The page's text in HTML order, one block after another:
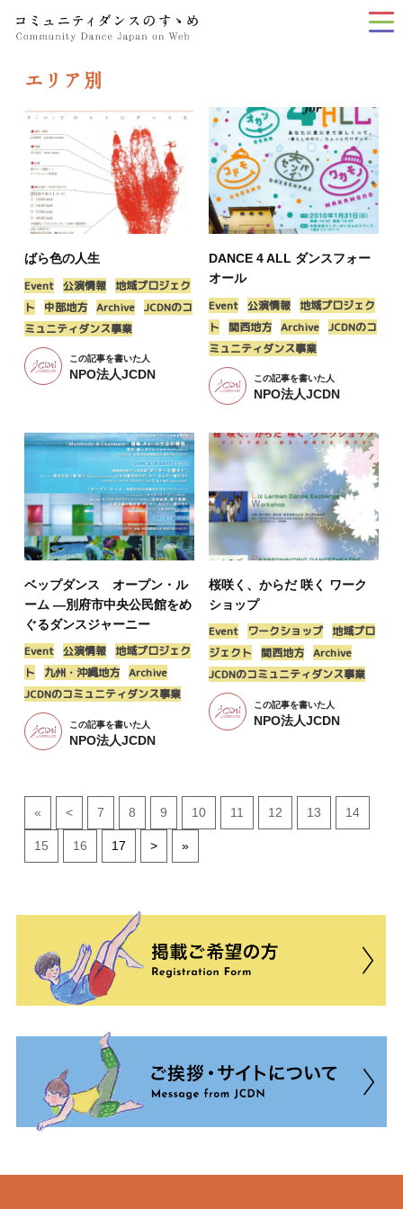
エリア別
ばら色の人生
Event 公演情報 地域プロジェク
ト
中部地方 Archive JCDNのコ
ミュニティダンス事業
この記事を書いた人
NPO法人JCDN
DANCE 4 ALL ダンスフォー
オール
Event 公演情報 地域プロジェク
ト
関西地方 Archive JCDNのコ
ミュニティダンス事業
この記事を書いた人
NPO法人JCDN
ベップダンス オープン・ル
ーム —別府市中央公民館をめ
ぐるダンスジャーニー
Event 公演情報 地域プロジェク
ト
九州・沖縄地方 Archive
JCDNのコミュニティダンス事業
この記事を書いた人
NPO法人JCDN
桜咲く、からだ 咲く ワーク
ショップ
Event ワークショップ 地域プロ
ジェクト
関西地方 Archive
JCDNのコミュニティダンス事業
この記事を書いた人
NPO法人JCDN
« < 7 8 9 10 11 12 13 14
15 16 17 > »